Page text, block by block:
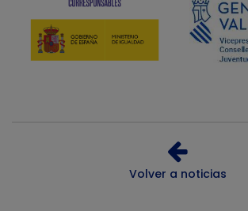
Volver a noticias